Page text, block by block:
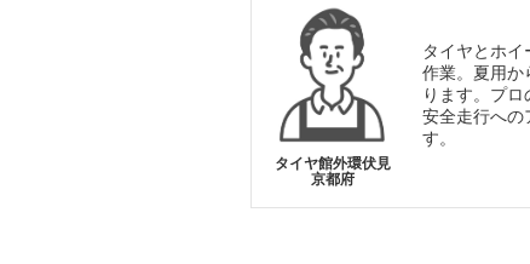
タイヤ館外環伏見
京都府
タイヤとホ
作業。夏用か
ります。プロ
安全走行への
す。